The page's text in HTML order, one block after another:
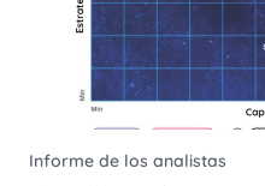
Informe de los analistas